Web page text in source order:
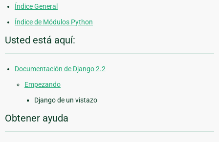
Índice General
Índice de Módulos Python
Usted está aquí:
Documentación de Django 2.2
Empezando
Django de un vistazo
Obtener ayuda